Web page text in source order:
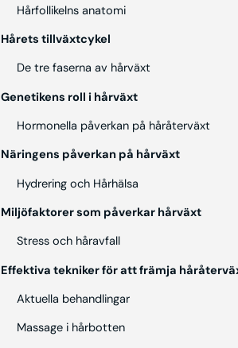
Hårfollikelns anatomi
Hårets tillväxtcykel
De tre faserna av hårväxt
Genetikens roll i hårväxt
Hormonella påverkan på håråterväxt
Näringens påverkan på hårväxt
Hydrering och Hårhälsa
Miljöfaktorer som påverkar hårväxt
Stress och håravfall
Effektiva tekniker för att främja
Aktuella behandlingar
Massage i hårbotten